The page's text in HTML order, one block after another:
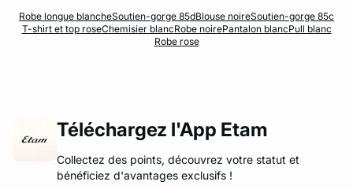
Robe longue blancheSoutien-gorge 85dBlouse noireSoutien-gorge 85c
T-shirt et top roseChemisier blancRobe noirePantalon blancPull blanc
Robe rose
Téléchargez l'App Etam
Collectez des points, découvrez votre statut et
bénéficiez d'avantages exclusifs !